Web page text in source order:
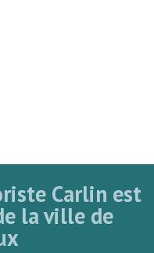
Carlin est
la ville de